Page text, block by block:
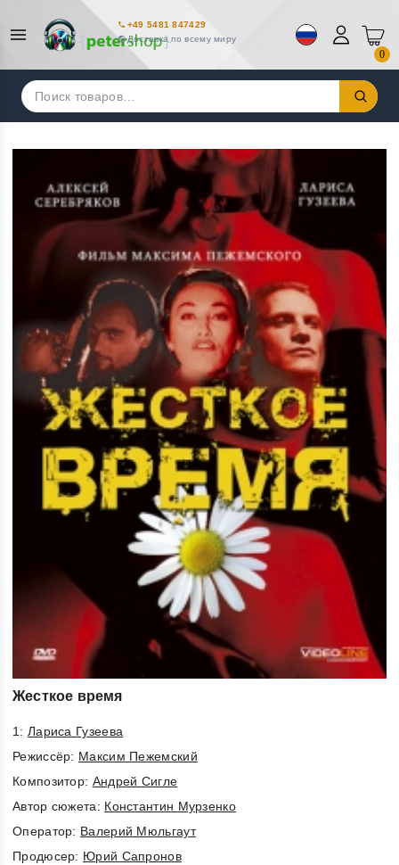
+49 5481 847429
Доставка по всему миру
0
Искать:
Жесткое время
1: Лариса Гузеева
Режиссёр: Максим Пежемский
Композитор: Андрей Сигле
Автор сюжета: Константин Мурзенко
Оператор: Валерий Мюльгаут
Продюсер: Юрий Сапронов